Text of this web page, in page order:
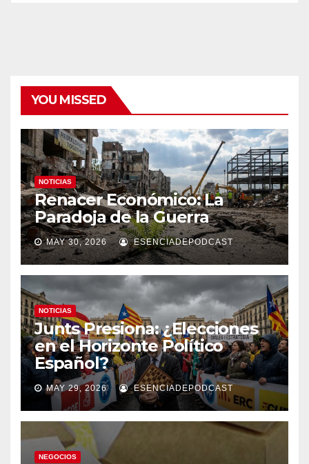
YOU MISSED
NOTICIAS
Renacer Económico: La
Paradoja de la Guerra
MAY 30, 2026 ESENCIADEPODCAST
NOTICIAS
Junts Presiona: ¿Elecciones
en el Horizonte Político
Español?
MAY 29, 2026 ESENCIADEPODCAST
NEGOCIOS